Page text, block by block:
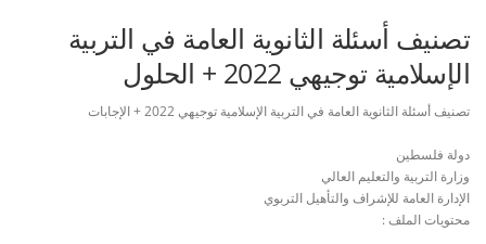
تصنيف أسئلة الثانوية العامة في التربية
الإسلامية توجيهي 2022 + الحلول
تصنيف أسئلة الثانوية العامة في التربية الإسلامية توجيهي 2022 + الإجابات
دولة فلسطين
وزارة التربية والتعليم العالي
الإدارة العامة للإشراف والتأهيل التربوي
محتويات الملف :